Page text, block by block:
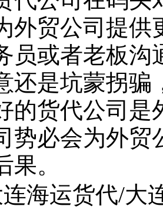
外贸公司提
员或者老板沟
还是坑蒙拐骗
的货代公司
势必会为外
。
海运货代/大